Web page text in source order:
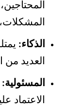
الذكاء:
العديد من
المسئولية:
الاعتماد